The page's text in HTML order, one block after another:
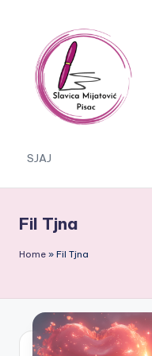
content
S
J
A
SJAJ
Fil Tjna
Home » Fil Tjna